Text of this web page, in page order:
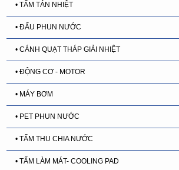
• TẤM TẢN NHIỆT
• ĐẤU PHUN NƯỚC
• CÁNH QUẠT THÁP GIẢI NHIỆT
• ĐỘNG CƠ - MOTOR
• MÁY BƠM
• PET PHUN NƯỚC
• TẤM THU CHIA NƯỚC
• TẤM LÀM MÁT- COOLING PAD